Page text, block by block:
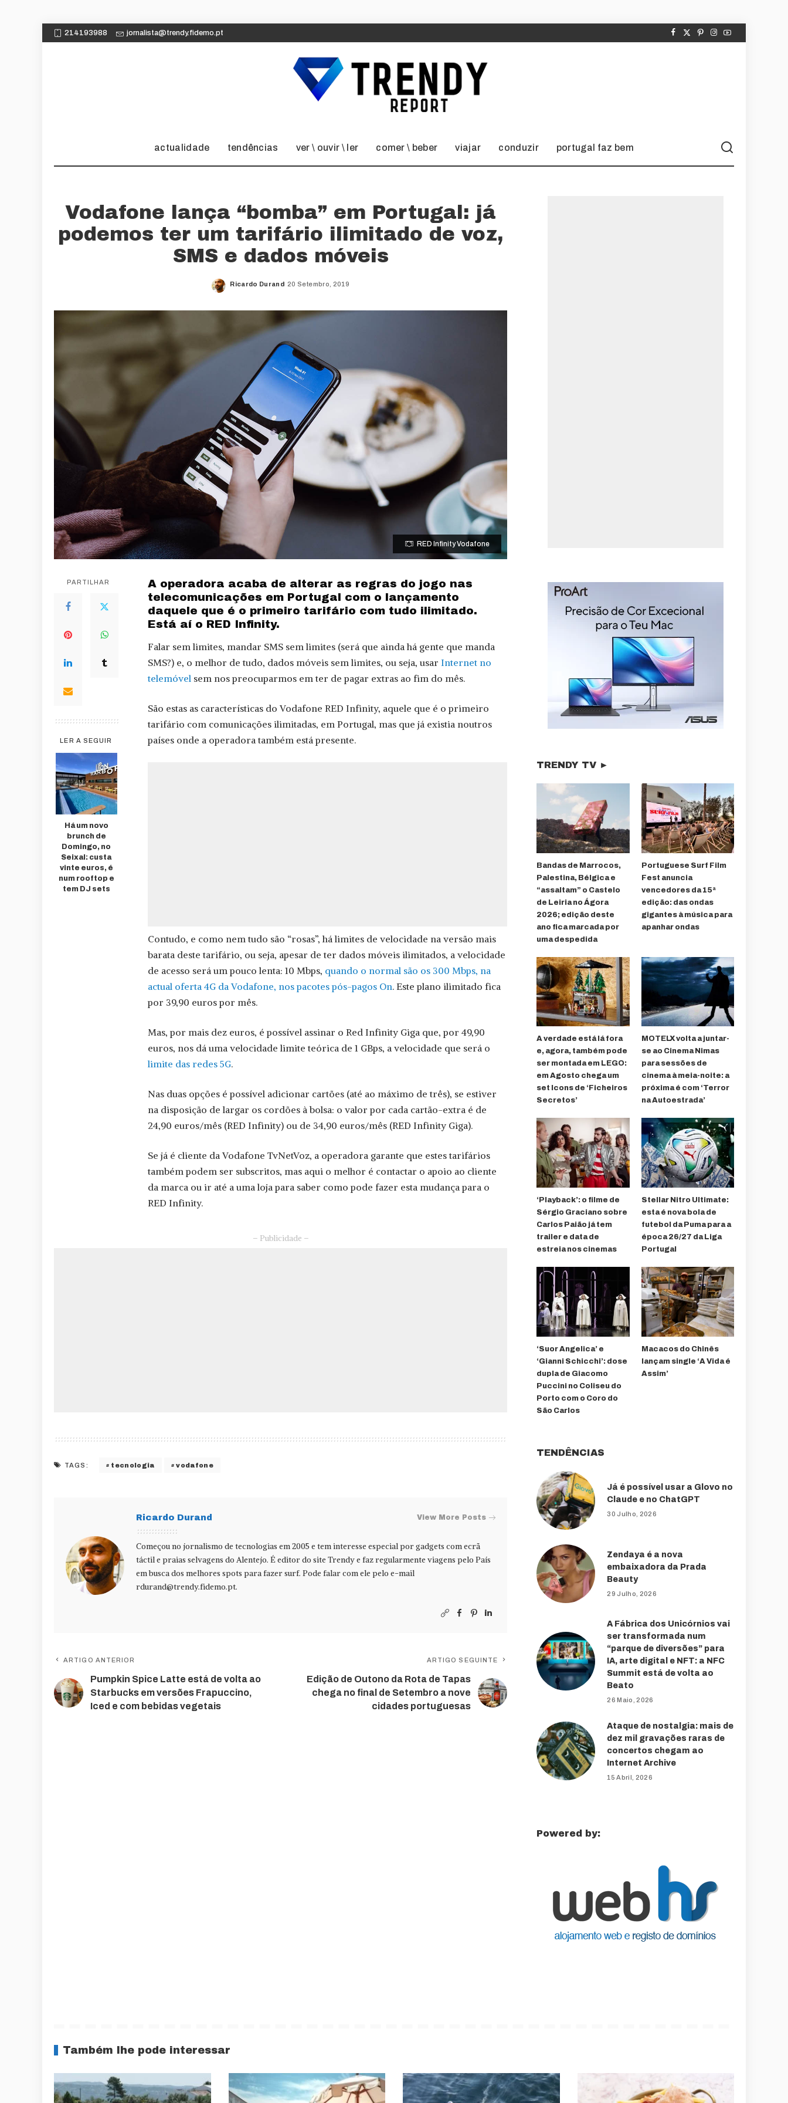
214193988 jornalista@trendy.fidemo.pt
actualidade tendências ver \ ouvir \ ler comer \ beber viajar conduzir portugal faz bem
Vodafone lança “bomba” em Portugal: já
podemos ter um tarifário ilimitado de voz,
SMS e dados móveis
Posted
Ricardo Durand 20 Setembro, 2019
RED Infinity Vodafone
PARTILHAR
LER A SEGUIR
Há um novo
brunch de
Domingo, no
Seixal: custa
vinte euros, é
num rooftop e
tem DJ sets
A operadora acaba de alterar as regras do jogo nas
telecomunicações em Portugal com o lançamento
daquele que é o primeiro tarifário com tudo ilimitado.
Está aí o RED Infinity.
Falar sem limites, mandar SMS sem limites (será que ainda há gente que manda
SMS?) e, o melhor de tudo, dados móveis sem limites, ou seja, usar Internet no
telemóvel sem nos preocuparmos em ter de pagar extras ao fim do mês.
São estas as características do Vodafone RED Infinity, aquele que é o primeiro
tarifário com comunicações ilimitadas, em Portugal, mas que já existia noutros
países onde a operadora também está presente.
Contudo, e como nem tudo são “rosas”, há limites de velocidade na versão mais
barata deste tarifário, ou seja, apesar de ter dados móveis ilimitados, a velocidade
de acesso será um pouco lenta: 10 Mbps, quando o normal são os 300 Mbps, na
actual oferta 4G da Vodafone, nos pacotes pós-pagos On. Este plano ilimitado fica
por 39,90 euros por mês.
Mas, por mais dez euros, é possível assinar o Red Infinity Giga que, por 49,90
euros, nos dá uma velocidade limite teórica de 1 GBps, a velocidade que será o
limite das redes 5G.
Nas duas opções é possível adicionar cartões (até ao máximo de três), se estiver
na disposição de largar os cordões à bolsa: o valor por cada cartão-extra é de
24,90 euros/mês (RED Infinity) ou de 34,90 euros/mês (RED Infinity Giga).
Se já é cliente da Vodafone TvNetVoz, a operadora garante que estes tarifários
também podem ser subscritos, mas aqui o melhor é contactar o apoio ao cliente
da marca ou ir até a uma loja para saber como pode fazer esta mudança para o
RED Infinity.
– Publicidade –
TAGS: tecnologia vodafone
Ricardo Durand View More Posts
Começou no jornalismo de tecnologias em 2005 e tem interesse especial por gadgets com ecrã
táctil e praias selvagens do Alentejo. É editor do site Trendy e faz regularmente viagens pelo País
em busca dos melhores spots para fazer surf. Pode falar com ele pelo e-mail
rdurand@trendy.fidemo.pt.
ARTIGO ANTERIOR
Pumpkin Spice Latte está de volta ao
Starbucks em versões Frapuccino,
Iced e com bebidas vegetais
ARTIGO SEGUINTE
Edição de Outono da Rota de Tapas
chega no final de Setembro a nove
cidades portuguesas
TRENDY TV ►
Bandas de Marrocos,
Palestina, Bélgica e
“assaltam” o Castelo
de Leiria no Ágora
2026; edição deste
ano fica marcada por
uma despedida
Portuguese Surf Film
Fest anuncia
vencedores da 15ª
edição: das ondas
gigantes à música para
apanhar ondas
A verdade está lá fora
e, agora, também pode
ser montada em LEGO:
em Agosto chega um
set Icons de ‘Ficheiros
Secretos’
MOTELX volta a juntar-
se ao Cinema Nimas
para sessões de
cinema à meia-noite: a
próxima é com ‘Terror
na Autoestrada’
‘Playback’: o filme de
Sérgio Graciano sobre
Carlos Paião já tem
trailer e data de
estreia nos cinemas
Stellar Nitro Ultimate:
esta é nova bola de
futebol da Puma para a
época 26/27 da Liga
Portugal
‘Suor Angelica’ e
‘Gianni Schicchi’: dose
dupla de Giacomo
Puccini no Coliseu do
Porto com o Coro do
São Carlos
Macacos do Chinês
lançam single ‘A Vida é
Assim’
TENDÊNCIAS
Já é possível usar a Glovo no
Claude e no ChatGPT
30 Julho, 2026
Zendaya é a nova
embaixadora da Prada
Beauty
29 Julho, 2026
A Fábrica dos Unicórnios vai
ser transformada num
“parque de diversões” para
IA, arte digital e NFT: a NFC
Summit está de volta ao
Beato
26 Maio, 2026
Ataque de nostalgia: mais de
dez mil gravações raras de
concertos chegam ao
Internet Archive
15 Abril, 2026
Powered by:
Também lhe pode interessar